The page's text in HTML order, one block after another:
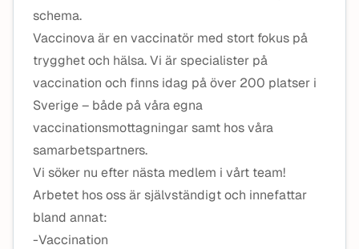
schema.
Vaccinova är en vaccinatör med stort fokus på
trygghet och hälsa. Vi är specialister på
vaccination och finns idag på över 200 platser i
Sverige – både på våra egna
vaccinationsmottagningar samt hos våra
samarbetspartners.
Vi söker nu efter nästa medlem i vårt team!
Arbetet hos oss är självständigt och innefattar
bland annat:
-Vaccination